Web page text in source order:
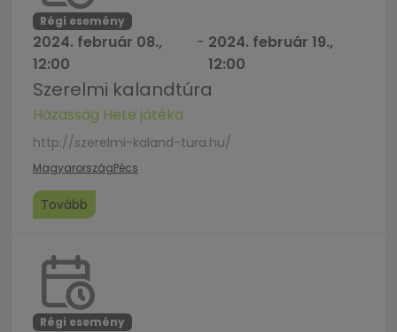
Régi esemény
2024. február 08.,
12:00
- 2024. február 19.,
12:00
Szerelmi kalandtúra
Házasság Hete játéka
http://szerelmi-kaland-tura.hu/
MagyarországPécs
Tovább
Régi esemény